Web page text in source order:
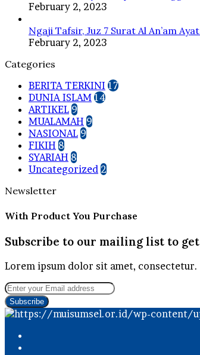
February 2, 2023
Ngaji Tafsir, Juz 7 Surat Al An’am
February 2, 2023
Categories
BERITA TERKINI 17
DUNIA ISLAM 14
ARTIKEL 9
MUALAMAH 9
NASIONAL 9
FIKIH 8
SYARIAH 8
Uncategorized 2
Newsletter
With Product You Purchase
Subscribe to our mailing list to
Lorem ipsum dolor sit amet, consectetur.
Enter
your
Email
address